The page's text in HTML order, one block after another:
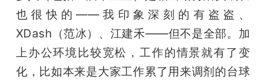
也很快的——我印象深刻的有盗盗、
XDash（范冰）、江建禾——但不是全部。加
上办公环境比较宽松，工作的情景就有了变
化，比如本来是大家工作累了用来调剂的台球